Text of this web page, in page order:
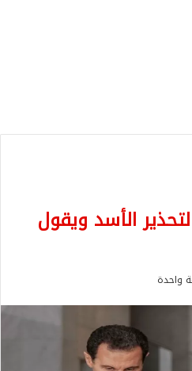
الأسد ويقول
واحدة